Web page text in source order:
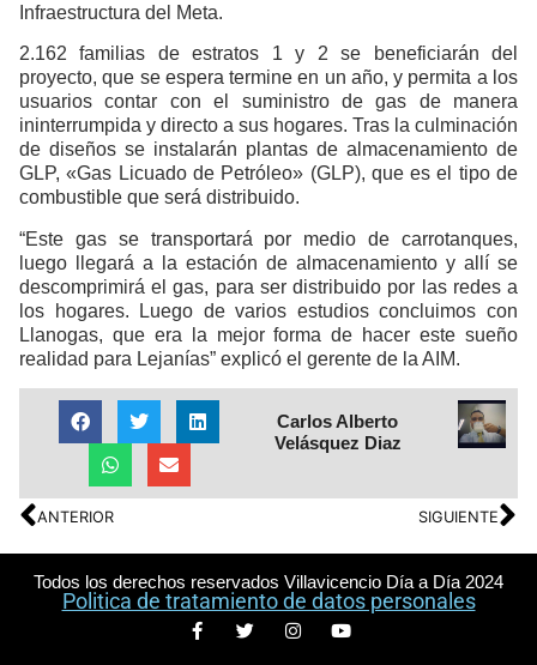
Infraestructura del Meta.
2.162 familias de estratos 1 y 2 se beneficiarán del
proyecto, que se espera termine en un año, y permita a los
usuarios contar con el suministro de gas de manera
ininterrumpida y directo a sus hogares. Tras la culminación
de diseños se instalarán plantas de almacenamiento de
GLP, «Gas Licuado de Petróleo» (GLP), que es el tipo de
combustible que será distribuido.
“Este gas se transportará por medio de carrotanques,
luego llegará a la estación de almacenamiento y allí se
descomprimirá el gas, para ser distribuido por las redes a
los hogares. Luego de varios estudios concluimos con
Llanogas, que era la mejor forma de hacer este sueño
realidad para Lejanías” explicó el gerente de la AIM.
Carlos Alberto
Velásquez Diaz
ANTERIOR SIGUIENTE
Todos los derechos reservados Villavicencio Día a Día 2024
Politica de tratamiento de datos personales